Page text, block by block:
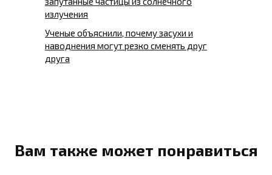
излучения
Ученые объяснили, почему засухи и
наводнения могут резко сменять друг
друга
Вам также может понравиться